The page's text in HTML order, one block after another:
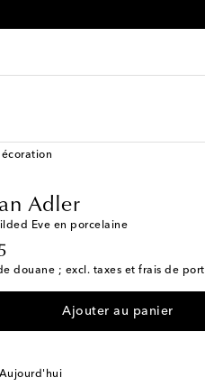
Adler
Eve en porcelaine
douane ; excl. taxes et frais de port
Ajouter au panier